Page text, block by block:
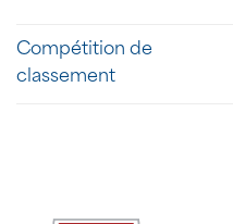
Compétition de
classement